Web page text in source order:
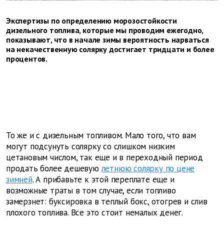
Экспертизы по определению морозостойкости
дизельного топлива, которые мы проводим ежегодно,
показывают, что в начале зимы вероятность нарваться
на некачественную солярку достигает тридцати и более
процентов.
То же и с дизельным топливом. Мало того, что вам
могут подсунуть солярку со слишком низким
цетановым числом, так еще и в переходный период
продать более дешевую летнюю солярку по цене
зимней. А прибавьте к этой переплате еще и
возможные траты в том случае, если топливо
замерзнет: буксировка в теплый бокс, отогрев и слив
плохого топлива. Все это стоит немалых денег.